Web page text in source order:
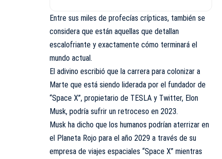
Entre sus miles de profecías crípticas, también se
considera que están aquellas que detallan
escalofriante y exactamente cómo terminará el
mundo actual.
El adivino escribió que la carrera para colonizar a
Marte que está siendo liderada por el fundador de
“Space X”, propietario de TESLA y Twitter, Elon
Musk, podría sufrir un retroceso en 2023.
Musk ha dicho que los humanos podrían aterrizar en
el Planeta Rojo para el año 2029 a través de su
empresa de viajes espaciales “Space X” mientras